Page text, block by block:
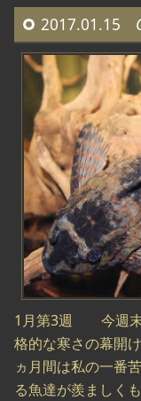
2017.01.15
1月第3週 今週末
格的な寒さの幕開
ヵ月間は私の一番
る魚達が羨ましく